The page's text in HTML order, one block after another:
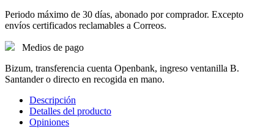
Periodo máximo de 30 días, abonado por comprador. Excepto
envíos certificados reclamables a Correos.
Medios de pago
Bizum, transferencia cuenta Openbank, ingreso ventanilla B.
Santander o directo en recogida en mano.
Descripción
Detalles del producto
Opiniones